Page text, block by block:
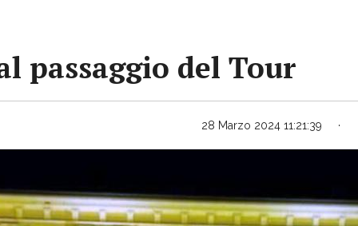
passaggio del Tour
28 Marzo 2024 11:21:39